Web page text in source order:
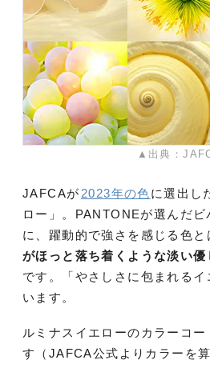
▲出典：
JAFCAが 2023年の色に選出し
ロー」。PANTONEが選んだビ
に、躍動的で強さを感じる色
がほっと落ち着くような淡い
です。「やさしさに包まれる
います。
ルミナスイエローのカラーコ
す（JAFCA公式よりカラーを算